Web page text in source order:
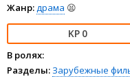
Жанр:драма 😫
0
В ролях:
Разделы: Зарубежные